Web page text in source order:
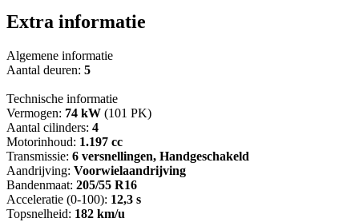
Extra informatie
Algemene informatie
Aantal deuren: 5
Technische informatie
Vermogen: 74 kW (101 PK)
Aantal cilinders: 4
Motorinhoud: 1.197 cc
Transmissie: 6 versnellingen, Handgeschakeld
Aandrijving: Voorwielaandrijving
Bandenmaat: 205/55 R16
Acceleratie (0-100): 12,3 s
Topsnelheid: 182 km/u